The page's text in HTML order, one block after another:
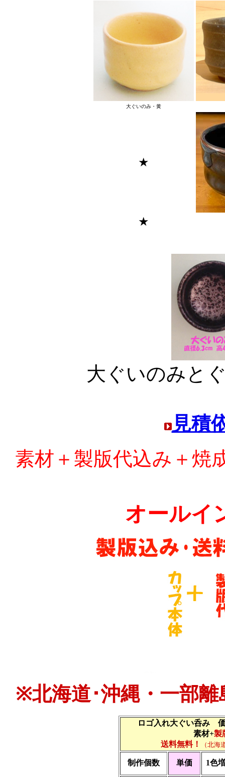
大ぐいのみ・黄
★
★
大ぐいのみと
見積
素材＋製版代込み＋焼
オールイ
※北海道･沖縄・一部
ロゴ入れ大ぐい呑み
素材+製
送料無料！
（北海
制作個数 単価 1色